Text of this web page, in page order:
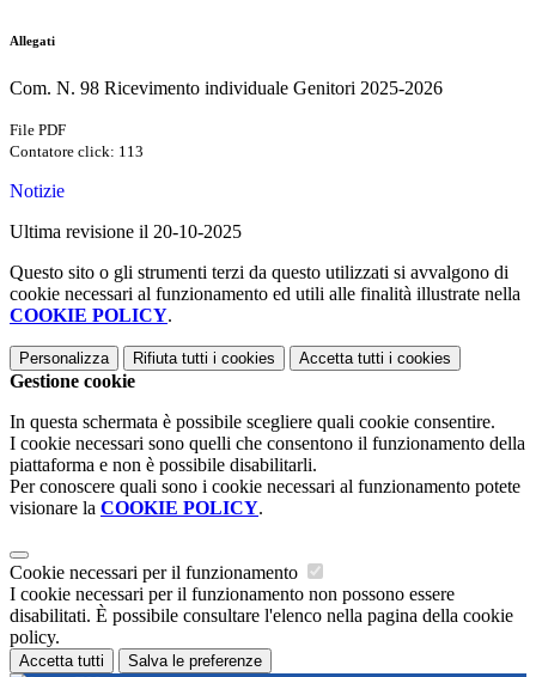
Allegati
Com. N. 98 Ricevimento individuale Genitori 2025-2026
File PDF
Contatore click: 113
Notizie
Ultima revisione il 20-10-2025
Questo sito o gli strumenti terzi da questo utilizzati si avvalgono di
cookie necessari al funzionamento ed utili alle finalità illustrate nella
COOKIE POLICY.
Personalizza Rifiuta tutti i cookies Accetta tutti i cookies
Gestione cookie
In questa schermata è possibile scegliere quali cookie consentire.
I cookie necessari sono quelli che consentono il funzionamento della
piattaforma e non è possibile disabilitarli.
Per conoscere quali sono i cookie necessari al funzionamento potete
visionare la COOKIE POLICY.
Cookie necessari per il funzionamento
I cookie necessari per il funzionamento non possono essere
disabilitati. È possibile consultare l'elenco nella pagina della cookie
policy.
Accetta tutti Salva le preferenze